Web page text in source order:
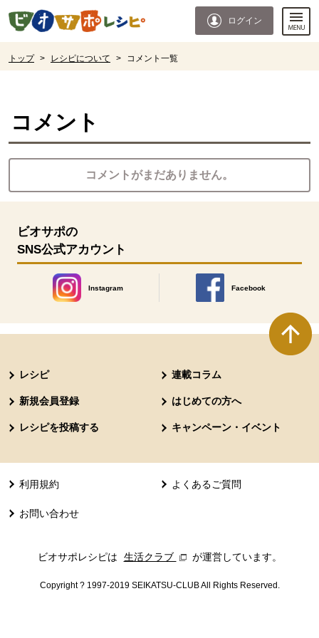
ページの先頭です。
ログイン
トップ > レシピについて > コメント一覧
コメント
コメントがまだありません。
ビオサポの
SNS公式アカウント
Instagram
別のウィンドウで開きます。
Facebook
別のウィンドウで開きます
レシピ 連載コラム
新規会員登録 はじめての方へ
レシピを投稿する キャンペーン・イベント
利用規約 よくあるご質問
お問い合わせ
ビオサポレシピは 生活クラブ 別のウィンドウで開きます。
が運営しています。
Copyright ? 1997-2019 SEIKATSU-CLUB All Rights Reserved.